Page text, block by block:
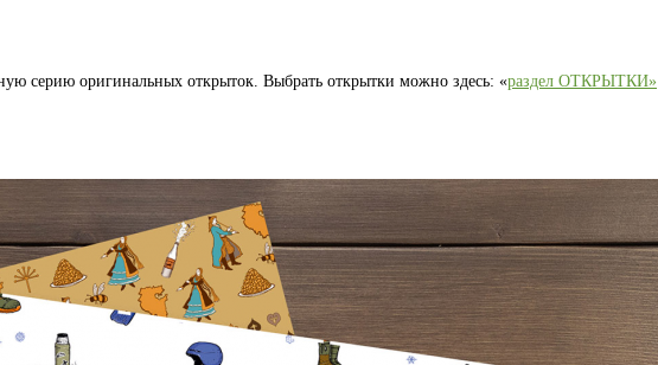
серию оригинальных открыток. Выбрать открытки можно здесь: «раздел ОТКРЫТКИ»